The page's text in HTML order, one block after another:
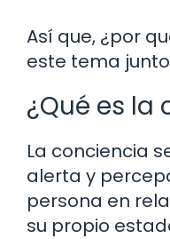
Así que, ¿por
este tema
¿Qué es la
La conciencia
alerta y
persona en
su propio